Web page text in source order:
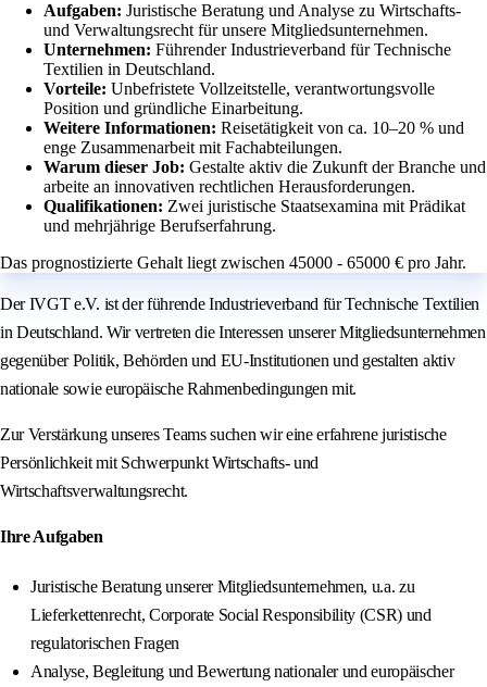
Aufgaben: Juristische Beratung und Analyse zu Wirtschafts-
und Verwaltungsrecht für unsere Mitgliedsunternehmen.
Unternehmen: Führender Industrieverband für Technische
Textilien in Deutschland.
Vorteile: Unbefristete Vollzeitstelle, verantwortungsvolle
Position und gründliche Einarbeitung.
Weitere Informationen: Reisetätigkeit von ca. 10–20 % und
enge Zusammenarbeit mit Fachabteilungen.
Warum dieser Job: Gestalte aktiv die Zukunft der Branche und
arbeite an innovativen rechtlichen Herausforderungen.
Qualifikationen: Zwei juristische Staatsexamina mit Prädikat
und mehrjährige Berufserfahrung.
Das prognostizierte Gehalt liegt zwischen 45000 - 65000 € pro Jahr.
Der IVGT e.V. ist der führende Industrieverband für Technische Textilien
in Deutschland. Wir vertreten die Interessen unserer Mitgliedsunternehmen
gegenüber Politik, Behörden und EU-Institutionen und gestalten aktiv
nationale sowie europäische Rahmenbedingungen mit.
Zur Verstärkung unseres Teams suchen wir eine erfahrene juristische
Persönlichkeit mit Schwerpunkt Wirtschafts- und
Wirtschaftsverwaltungsrecht.
Ihre Aufgaben
Juristische Beratung unserer Mitgliedsunternehmen, u.a. zu
Lieferkettenrecht, Corporate Social Responsibility (CSR) und
regulatorischen Fragen
Analyse, Begleitung und Bewertung nationaler und europäischer